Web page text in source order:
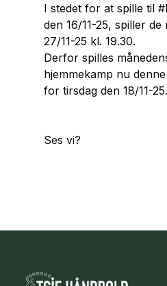
I stedet for at spille til
den 16/11-25, spiller
27/11-25 kl. 19.30.
Derfor spilles
hjemmekamp nu
for tirsdag den 18/11-25.
Ses vi?